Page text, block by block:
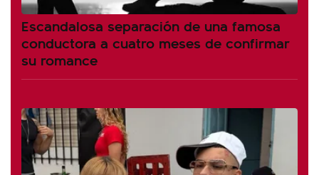
Escandalosa separación de una famosa
conductora a cuatro meses de confirmar
su romance